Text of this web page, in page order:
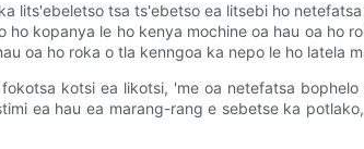
lits'ebeletso tsa ts'ebetso ea litsebi ho
kopanya le ho kenya mochine oa hau oa ho
oa ho roka o tla kenngoa ka nepo le ho latela
kotsi ea likotsi, 'me oa netefatsa
ea hau ea marang-rang e sebetse ka